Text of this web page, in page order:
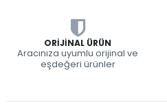
ORIJINAL ÜRÜN
Aracınıza uyumlu orijinal ve
eşdeğeri ürünler